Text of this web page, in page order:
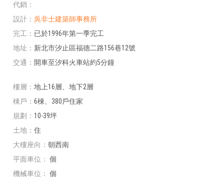
代銷
設計
吳非士建築師事務所
完工
已於1996年第一季完工
地址
新北市汐止區福德二路156巷12號
交通
開車至汐科火車站約5分鐘
樓層
地上16層、地下2層
棟戶
6棟、380戶住家
規劃
10-39坪
土地
住
大樓座向
朝西南
平面車位
個
機械車位
個